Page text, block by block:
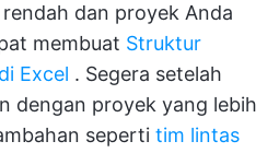
dan proyek Anda
membuat Struktur
Excel . Segera setelah
dengan proyek yang lebih
seperti tim lintas